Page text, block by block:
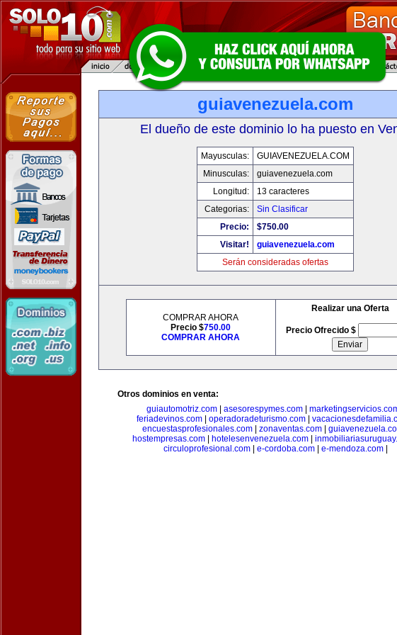
guiavenezuela.com
El dueño de este dominio lo ha puesto en
Mayusculas:
GUIAVENEZUELA.COM
Minusculas:
guiavenezuela.com
Longitud:
13 caracteres
Categorias:
Sin Clasificar
Precio:
$750.00
Visitar!
guiavenezuela.com
Serán consideradas ofertas
COMPRAR AHORA
Precio $750.00
COMPRAR AHORA
Realizar una Oferta
Precio Ofrecido $
Otros dominios en venta:
guiautomotriz.com
asesorespymes.com
feriadevinos.com
operadoradeturismo.com
encuestasprofesionales.com
zonaventas.com
hostempresas.com
hotelesenvenezuela.com
circuloprofesional.com| e-cordoba.com| e-mendoza.com|